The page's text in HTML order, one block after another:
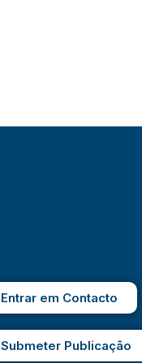
Entrar em Contacto
Submeter Publicação